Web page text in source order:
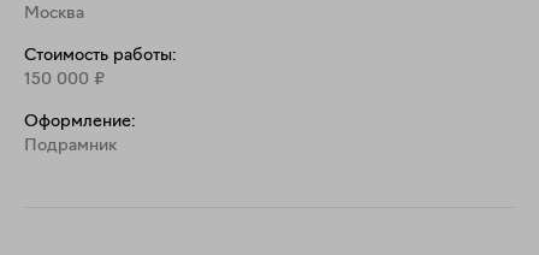
Москва
Стоимость работы:
150 000 ₽
Оформление:
Подрамник